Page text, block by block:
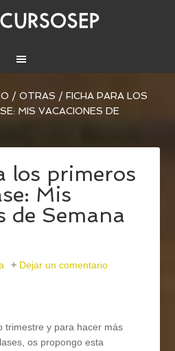
/ OTRAS / FICHA PARA LOS
MIS VACACIONES DE
los primeros
Mis
de Semana
Dejar un comentario
trimestre y para hacer más
os propongo esta